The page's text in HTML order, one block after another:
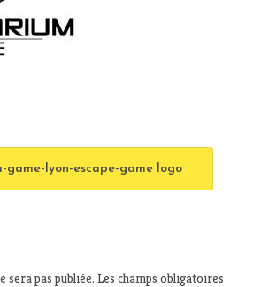
game-lyon-escape-game logo
sera pas publiée. Les champs obligatoires